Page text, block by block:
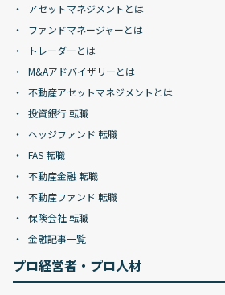
アセットマネジメントとは
ファンドマネージャーとは
トレーダーとは
M&Aアドバイザリーとは
不動産アセットマネジメントとは
投資銀行 転職
ヘッジファンド 転職
FAS 転職
不動産金融 転職
不動産ファンド 転職
保険会社 転職
金融記事一覧
プロ経営者・プロ人材